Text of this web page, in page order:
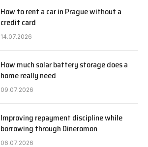
How to rent a car in Prague without a
credit card
14.07.2026
How much solar battery storage does a
home really need
09.07.2026
Improving repayment discipline while
borrowing through Dineromon
06.07.2026